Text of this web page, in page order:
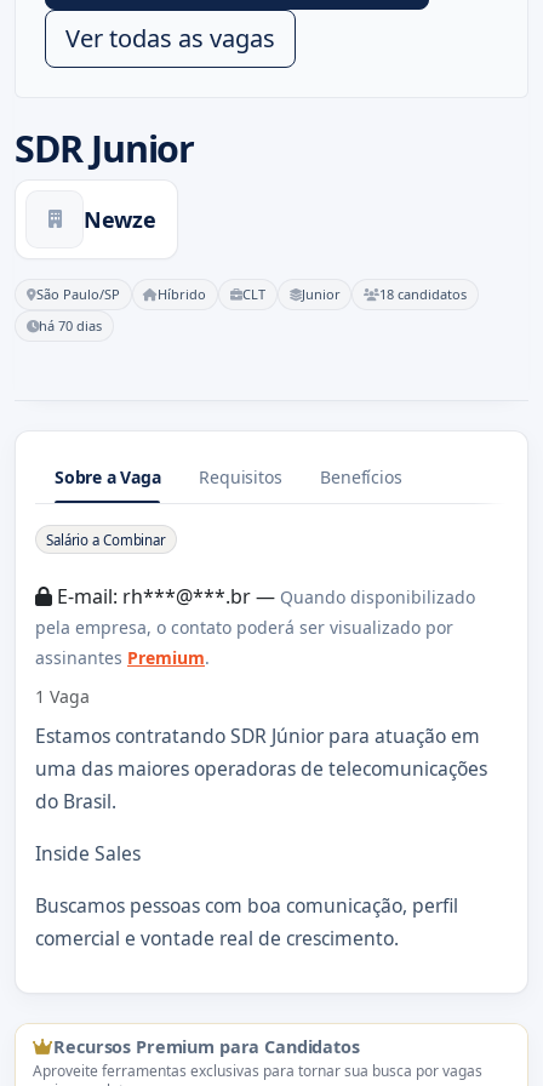
SDR Junior
Newze
São Paulo/SP Híbrido CLT Junior
18 candidatos
há 70 dias
Ver todas as vagas
Sobre a Vaga Requisitos Benefícios
Sobre a Vaga
Salário a Combinar
E-mail: rh***@***.br — Quando disponibilizado
pela empresa, o contato poderá ser visualizado por
assinantes Premium.
1 Vaga
Estamos contratando SDR Júnior para atuação em
uma das maiores operadoras de telecomunicações
do Brasil.
Inside Sales
Buscamos pessoas com boa comunicação, perfil
comercial e vontade real de crescimento.
Recursos Premium para Candidatos
Aproveite ferramentas exclusivas para tornar sua busca por vagas